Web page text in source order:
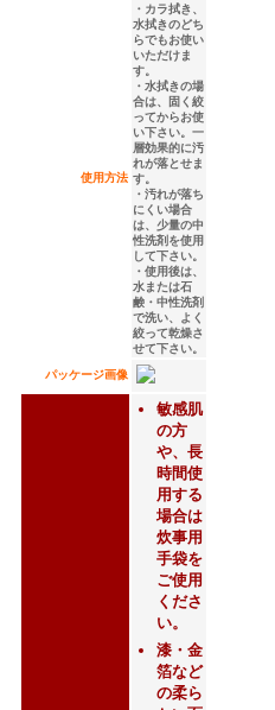
使用方法
・カラ拭き、
水拭きのどち
らでもお使い
いただけま
す。
・水拭きの場
合は、固く絞
ってからお使
い下さい。一
層効果的に汚
れが落とせま
す。
・汚れが落ち
にくい場合
は、少量の中
性洗剤を使用
して下さい。
・使用後は、
水または石
鹸・中性洗剤
で洗い、よく
絞って乾燥さ
せて下さい。
パッケージ画像
敏感肌
の方
や、長
時間使
用する
場合は
炊事用
手袋を
ご使用
くださ
い。
漆・金
箔など
の柔ら